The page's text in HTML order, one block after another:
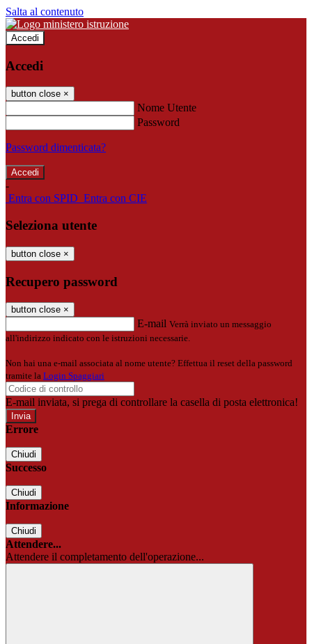
Salta al contenuto
Accedi
Accedi
button close ×
Nome Utente
Password
Password dimenticata?
-
Entra con SPID Entra con CIE
Seleziona utente
button close ×
Recupero password
button close ×
E-mail Verrà inviato un messaggio
all'indirizzo indicato con le istruzioni necessarie.
Non hai una e-mail associata al nome utente? Effettua il reset della password
tramite la Login Spaggiari
E-mail inviata, si prega di controllare la casella di posta elettronica!
Errore
Chiudi
Successo
Chiudi
Informazione
Chiudi
Attendere...
Attendere il completamento dell'operazione...